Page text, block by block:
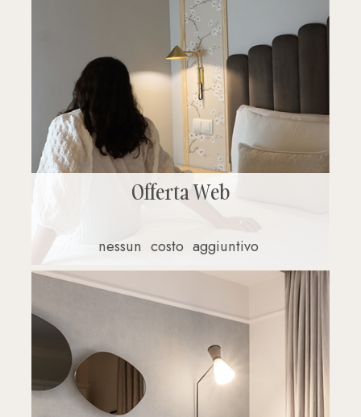
Offerta Web
nessun costo aggiuntivo